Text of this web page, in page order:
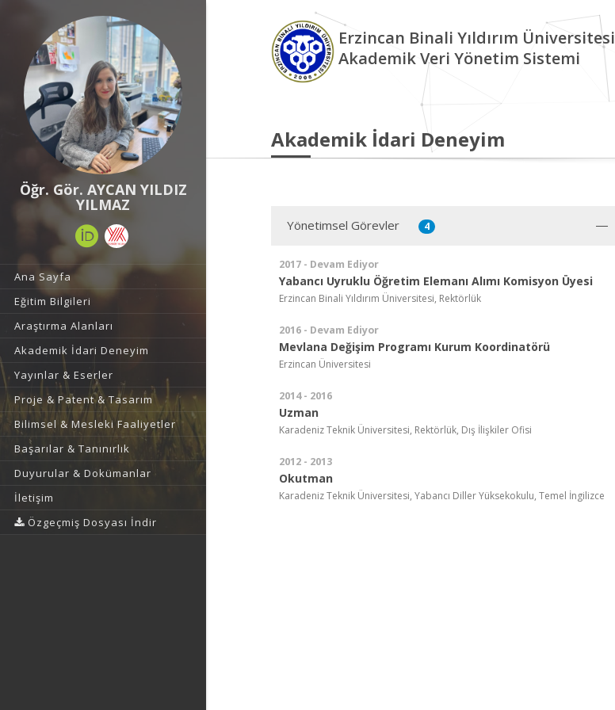
Öğr. Gör. AYCAN YILDIZ
YILMAZ
Ana Sayfa
Eğitim Bilgileri
Araştırma Alanları
Akademik İdari Deneyim
Yayınlar & Eserler
Proje & Patent & Tasarım
Bilimsel & Mesleki Faaliyetler
Başarılar & Tanınırlık
Duyurular & Dokümanlar
İletişim
Özgeçmiş Dosyası İndir
Erzincan Binali Yıldırım Üniversitesi
Akademik Veri Yönetim Sistemi
Akademik İdari Deneyim
Yönetimsel Görevler 4
2017 - Devam Ediyor
Yabancı Uyruklu Öğretim Elemanı Alımı Komisyon Üyesi
Erzincan Binali Yıldırım Üniversitesi, Rektörlük
2016 - Devam Ediyor
Mevlana Değişim Programı Kurum Koordinatörü
Erzincan Üniversitesi
2014 - 2016
Uzman
Karadeniz Teknik Üniversitesi, Rektörlük, Dış İlişkiler Ofisi
2012 - 2013
Okutman
Karadeniz Teknik Üniversitesi, Yabancı Diller Yüksekokulu, Temel İngilizce